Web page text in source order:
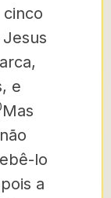
e
Mas
não
lo
a